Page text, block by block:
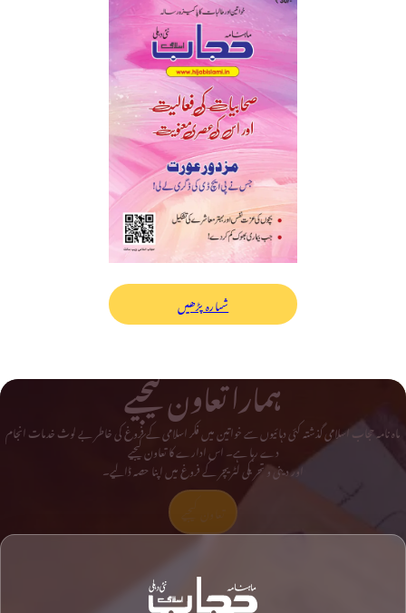
شمارہ پڑھیں
ہمارا تعاون کیجیے
ماہ نامہ حجاب اسلامی گذشتہ کئی دہائیوں سے خواتین میں فکر اسلامی کے فروغ کی خاطر بے لوث خدمات انجام
دے رہا ہے۔ اس ادارے کا تعاون کیجیے
اور دینی و تحریکی لٹریچر کے فروغ میں اپنا حصہ ڈالیے۔